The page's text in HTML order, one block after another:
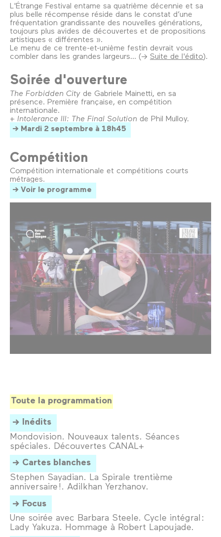
L'Étrange Festival entame sa quatrième décennie et sa
plus belle récompense réside dans le constat d’une
fréquentation grandissante des nouvelles générations,
toujours plus avides de découvertes et de propositions
artistiques « différentes ».
Le menu de ce trente-et-unième festin devrait vous
combler dans les grandes largeurs… (→ Suite de l'édito).
Soirée d'ouverture
The Forbidden City de Gabriele Mainetti, en sa
présence. Première française, en compétition
internationale.
+ Intolerance III: The Final Solution de Phil Mulloy.
Mardi 2 septembre à 18h45
Compétition
Compétition internationale et compétitions courts
métrages.
Voir le programme
Toute la programmation
Inédits
Mondovision. Nouveaux talents. Séances
spéciales. Découvertes CANAL+
Cartes blanches
Stephen Sayadian. La Spirale trentième
anniversaire !. Adilkhan Yerzhanov.
Focus
Une soirée avec Barbara Steele. Cycle intégral :
Lady Yakuza. Hommage à Robert Lapoujade.